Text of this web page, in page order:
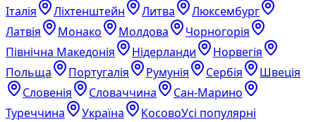
Італія
Ліхтенштейн Литва
Люксембург
Латвія
Монако Молдова
Чорногорія
Північна Македонія
Нідерланди
Норвегія
Польща
Португалія Румунія Сербія
Швеція
Словенія
Словаччина
Сан-Марино
Туреччина
Україна КосовоУсі популярні